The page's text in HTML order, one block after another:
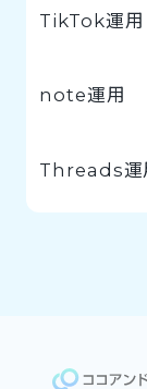
TikTok運用
note運用
Threads運